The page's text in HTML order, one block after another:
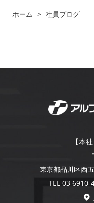
ホーム > 社員ブログ
【本
東京都品川区西
TEL 03-